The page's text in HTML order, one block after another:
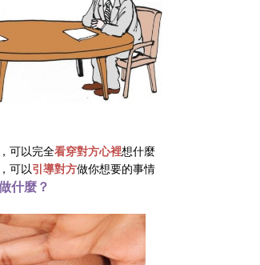
可以完全看穿對方心裡想什麼
可以引導對方做你想要的事情
什麼？